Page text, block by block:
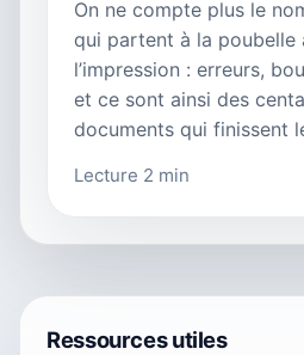
On ne compte plus le
qui partent à la poubelle
l’impression : erreurs,
et ce sont ainsi des
documents qui finissent
Lecture 2 min
Ressources utiles